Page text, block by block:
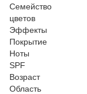
Семейство
цветов
Эффекты
Покрытие
Ноты
SPF
Возраст
Область